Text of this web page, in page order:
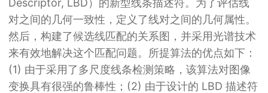
Descriptor, LBD）的新型线条描述符。为了评估线
对之间的几何一致性，定义了线对之间的几何属性。
然后，构建了候选线匹配的关系图，并采用光谱技术
来有效地解决这个匹配问题。所提算法的优点如下：
(1) 由于采用了多尺度线条检测策略，该算法对图像
变换具有很强的鲁棒性；(2) 由于设计的 LBD 描述符